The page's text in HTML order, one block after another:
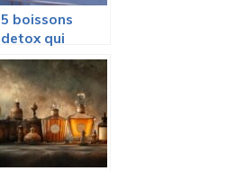
5 boissons
detox qui
attenuent
naturellement
les rides du
front a 30 ans